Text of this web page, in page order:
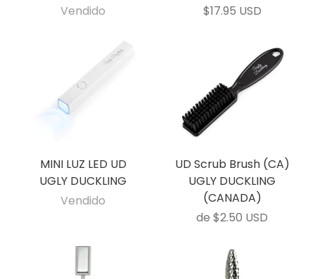
Vendido
$17.95 USD
MINI LUZ LED UD
UGLY DUCKLING
Vendido
UD Scrub Brush (CA)
UGLY DUCKLING
(CANADA)
de $2.50 USD